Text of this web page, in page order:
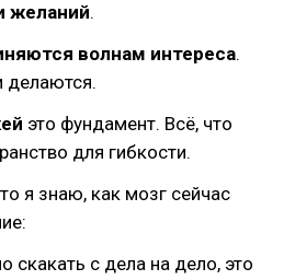
желаний.
волнам интереса.
делаются.
это фундамент. Всё, что
для гибкости.
я знаю, как мозг сейчас
скакать с дела на дело, это